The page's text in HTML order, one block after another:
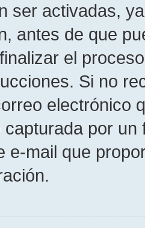
ser activadas,
antes de que
el
Si no
electrónico
por
e-mail que